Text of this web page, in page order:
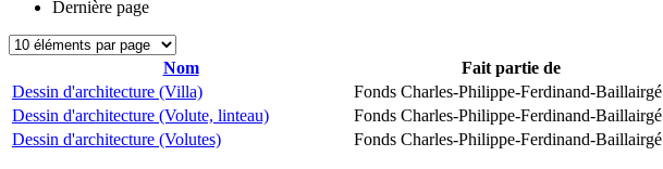
Dernière page
Nom Fait partie de
Dessin d'architecture (Villa)
Fonds Charles-Philippe-Ferdinand-Baillairgé
Dessin d'architecture (Volute, linteau)
Fonds Charles-Philippe-Ferdinand-Baillairgé
Dessin d'architecture (Volutes)
Fonds Charles-Philippe-Ferdinand-Baillairgé